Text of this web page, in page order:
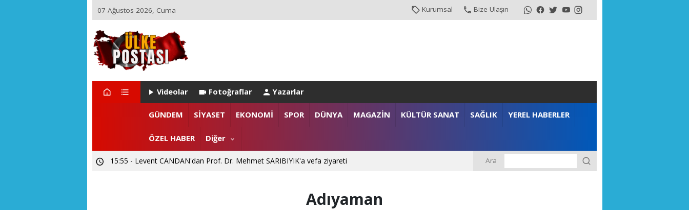
07 Ağustos 2026, Cuma Kurumsal Bize Ulaşın
Videolar Fotoğraflar Yazarlar
GÜNDEM SİYASET EKONOMİ SPOR DÜNYA MAGAZİN KÜLTÜR SANAT SAĞLIK YEREL HABERLER
ÖZEL HABER Diğer
15:55 - Levent CANDAN'dan Prof. Dr. Mehmet SARIBIYIK'a vefa ziyareti
12:02 - SUBÜ Rektör Adayı Prof. Dr. Ali ÇORUH; “Sakarya’ya değer katan bir üniversite inşa etmek istiyorum”
Ara
Adıyaman